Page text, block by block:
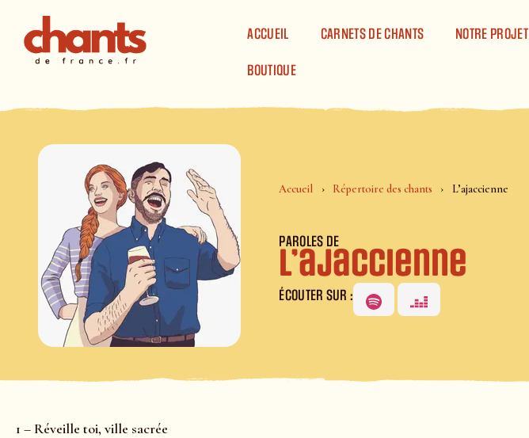
ACCUEIL
CARNETS DE CHANTS NOTRE PROJET
BOUTIQUE
Accueil Répertoire des chants L’ajaccienne
PAROLES DE
L’ajaccienne
ÉCOUTER SUR :
1 – Réveille toi, ville sacrée